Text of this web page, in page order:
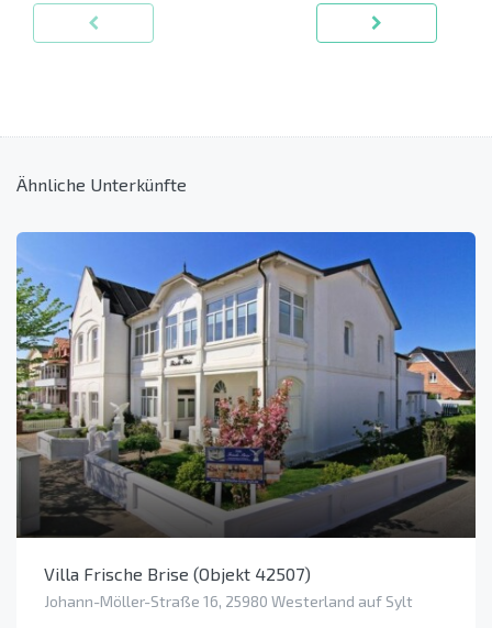
Ähnliche Unterkünfte
Villa Frische Brise (Objekt 42507)
Johann-Möller-Straße 16, 25980 Westerland auf Sylt